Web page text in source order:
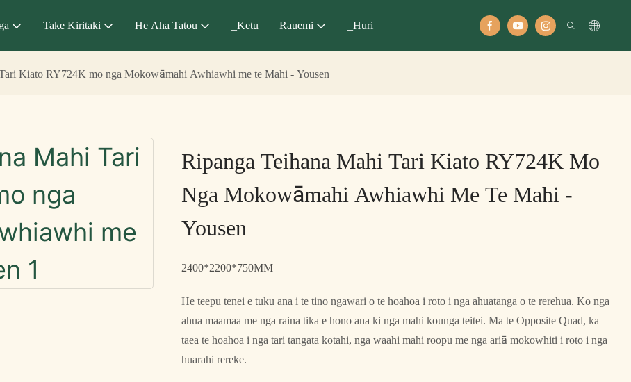
Take Kiritaki He Aha Tatou _Ketu Rauemi _Huri
Kiato RY724K mo nga Mokowāmahi Awhiawhi me te Mahi - Yousen
Ripanga Teihana Mahi Tari Kiato RY724K Mo
Nga Mokowāmahi Awhiawhi Me Te Mahi -
Yousen
2400*2200*750MM
He teepu tenei e tuku ana i te tino ngawari o te hoahoa i roto i nga ahuatanga o te rerehua. Ko nga
ahua maamaa me nga raina tika e hono ana ki nga mahi kounga teitei. Ma te Opposite Quad, ka
taea te hoahoa i nga tari tangata kotahi, nga waahi mahi roopu me nga ariā mokowhiti i roto i nga
huarahi rereke.